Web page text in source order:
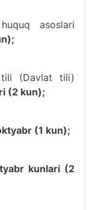
asoslari
(Davlat tili)
(2 kun);
(1 kun);
kunlari (2